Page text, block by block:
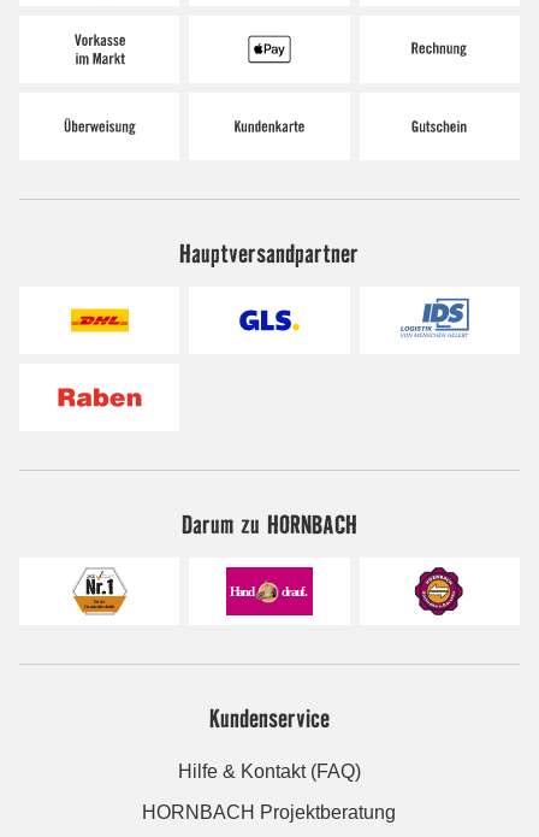
Hauptversandpartner
Darum zu HORNBACH
Kundenservice
Hilfe & Kontakt (FAQ)
HORNBACH Projektberatung